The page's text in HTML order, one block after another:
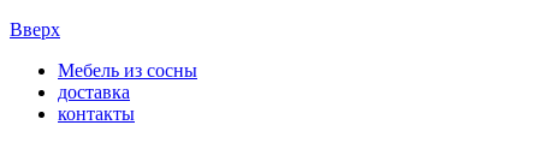
Вверх
Мебель из сосны
доставка
контакты